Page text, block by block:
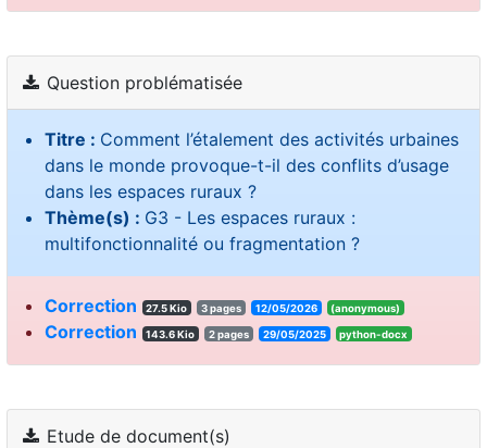
Question problématisée
Titre : Comment l’étalement des activités urbaines
dans le monde provoque-t-il des conflits d’usage
dans les espaces ruraux ?
Thème(s) : G3 - Les espaces ruraux :
multifonctionnalité ou fragmentation ?
Correction 27.5 Kio 3 pages 12/05/2026 (anonymous)
Correction 143.6 Kio 2 pages 29/05/2025 python-docx
Etude de document(s)